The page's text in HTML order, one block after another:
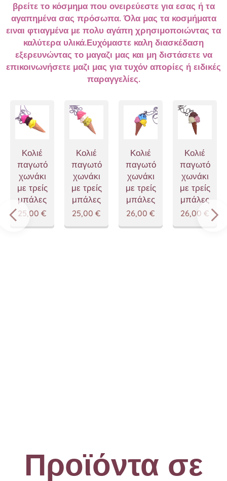
βρείτε το κόσμημα που ονειρεύεστε για εσας ή τα
αγαπημένα σας πρόσωπα. Όλα μας τα κοσμήματα
ειναι φτιαγμένα με πολυ αγάπη χρησιμοποιώντας τα
καλύτερα υλικά.Ευχόμαστε καλη διασκέδαση
εξερευνώντας το μαγαζι μας και μη διστάσετε να
επικοινωνήσετε μαζι μας για τυχόν απορίες ή ειδικές
παραγγελίες.
Κολιέ
παγωτό
χωνάκι
με τρείς
μπάλες
25,00 €
Κολιέ
παγωτό
χωνάκι
με τρείς
μπάλες
25,00 €
Κολιέ
παγωτό
χωνάκι
με τρείς
μπάλες
26,00 €
Κολιέ
παγωτό
χωνάκι
με τρείς
μπάλες
26,00 €
Προϊόντα σε